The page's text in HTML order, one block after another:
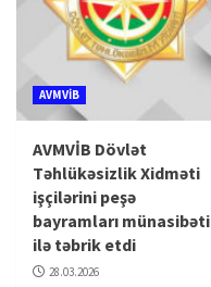
AVMVİB
AVMVİB Dövlət
Təhlükəsizlik Xidməti
işçilərini peşə
bayramları münasibəti
ilə təbrik etdi
28.03.2026